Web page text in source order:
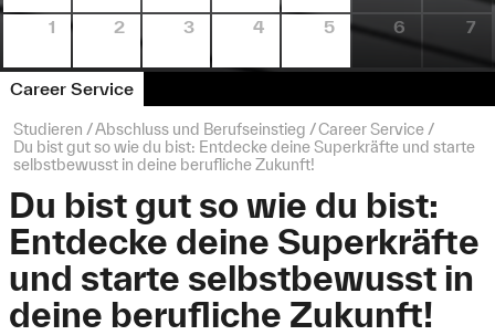
1 2 3 4 5 6 7
Career Service
Seitenpfad:
Studieren Abschluss und Berufseinstieg
Career Service
Du bist gut so wie du bist: Entdecke deine Superkräfte und starte
selbstbewusst in deine berufliche Zukunft!
Du bist gut so wie du bist:
Entdecke deine Superkräfte
und starte selbstbewusst in
deine berufliche Zukunft!